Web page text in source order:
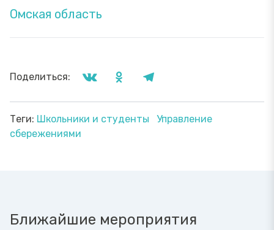
Омская область
Поделиться:
Теги: Школьники и студенты
Управление
сбережениями
Ближайшие мероприятия